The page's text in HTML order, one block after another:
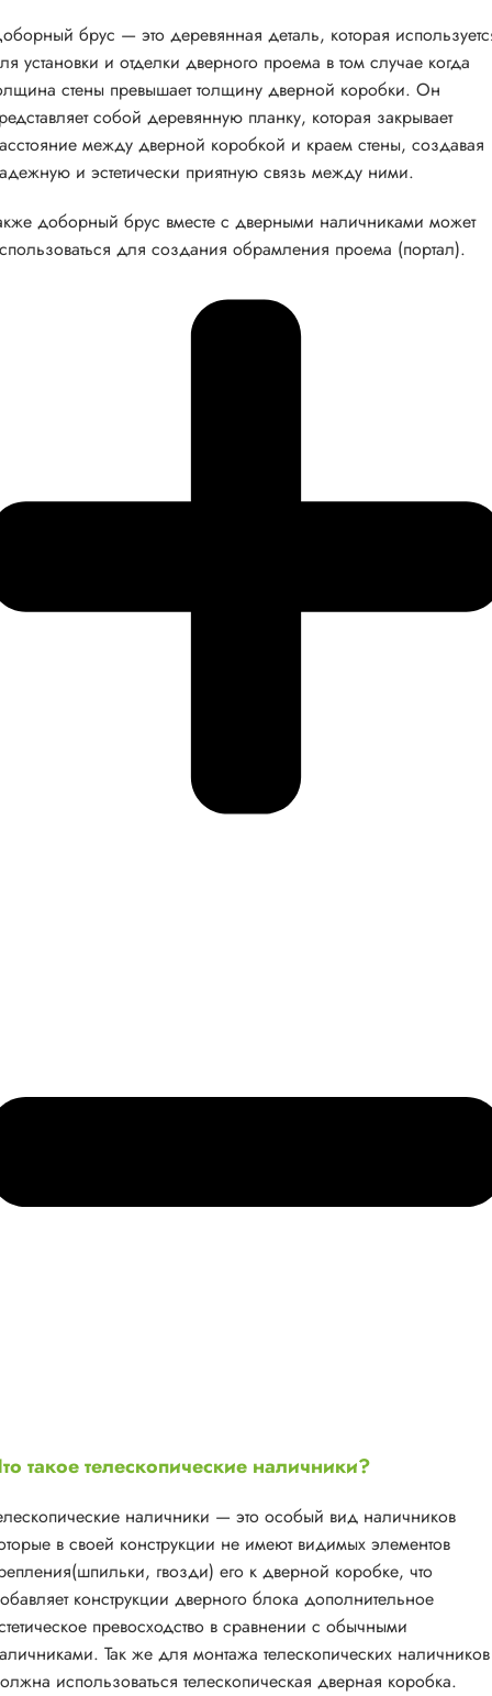
брус — это деревянная деталь, которая
установки и отделки дверного проема в том случае когда
стены превышает толщину дверной коробки. Он
собой деревянную планку, которая закрывает
между дверной коробкой и краем стены, создавая
и эстетически приятную связь между ними.
доборный брус вместе с дверными наличниками может
для создания обрамления проема (портал).
такое телескопические наличники?
наличники — это особый вид наличников
в своей конструкции не имеют видимых элементов
гвозди) его к дверной коробке, что
конструкции дверного блока дополнительное
превосходство в сравнении с обычными
Так же для монтажа телескопических наличников
использоваться телескопическая дверная коробка.